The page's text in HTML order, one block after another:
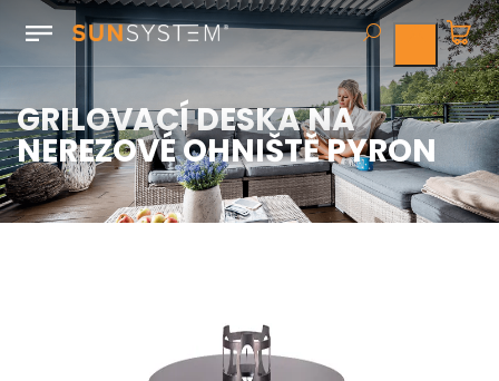
GRILOVACÍ DESKA NA
NEREZOVÉ OHNIŠTĚ PYRON